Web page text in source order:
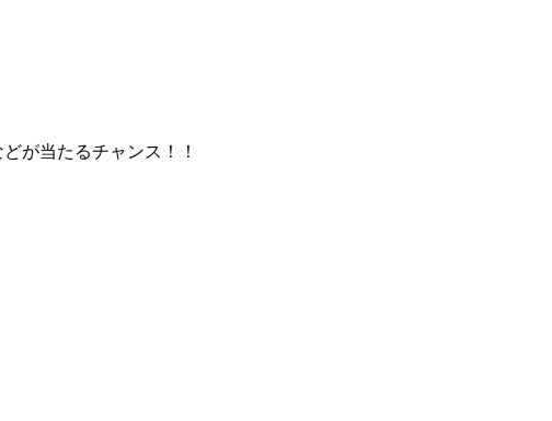
が当たるチャンス！！